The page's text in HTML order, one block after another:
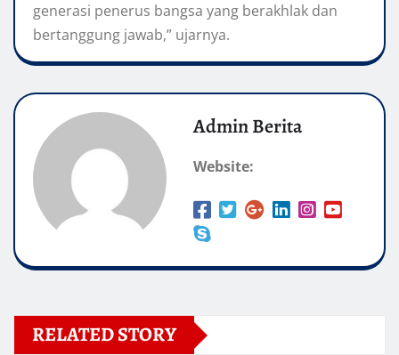
generasi penerus bangsa yang berakhlak dan
bertanggung jawab,” ujarnya.
Admin Berita
Website:
RELATED STORY